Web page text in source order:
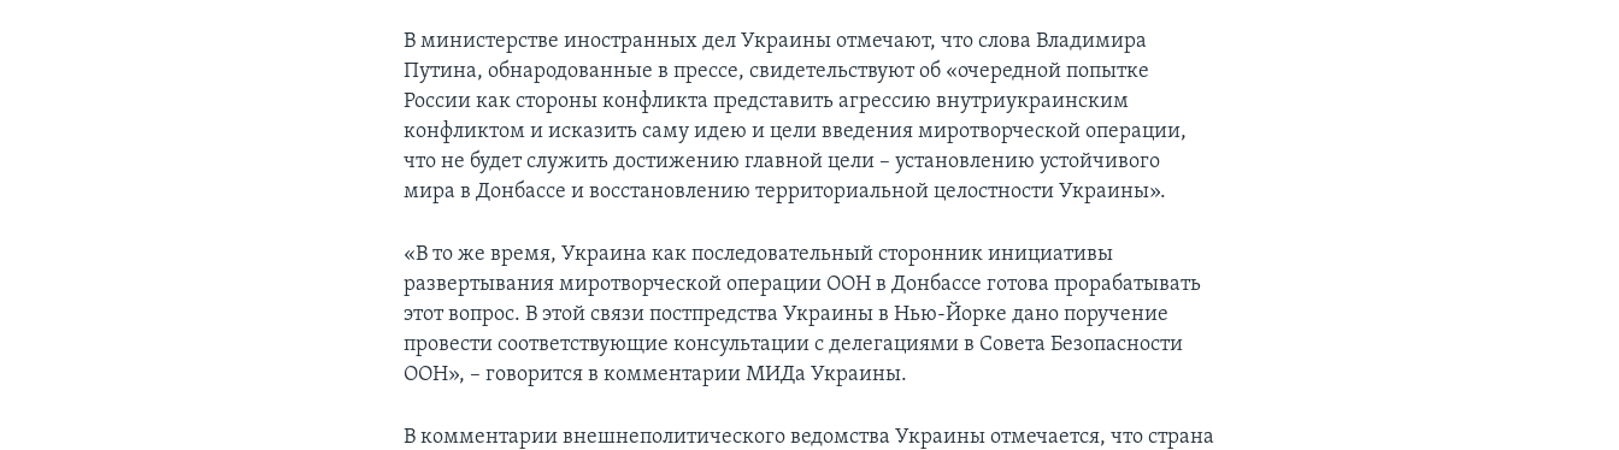
В министерстве иностранных дел Украины отмечают, что слова Владимира
Путина, обнародованные в прессе, свидетельствуют об «очередной попытке
России как стороны конфликта представить агрессию внутриукраинским
конфликтом и исказить саму идею и цели введения миротворческой операции,
что не будет служить достижению главной цели – установлению устойчивого
мира в Донбассе и восстановлению территориальной целостности Украины».
«В то же время, Украина как последовательный сторонник инициативы
развертывания миротворческой операции ООН в Донбассе готова прорабатывать
этот вопрос. В этой связи постпредства Украины в Нью-Йорке дано поручение
провести соответствующие консультации с делегациями в Совета Безопасности
ООН», – говорится в комментарии МИДа Украины.
В комментарии внешнеполитического ведомства Украины отмечается, что страна